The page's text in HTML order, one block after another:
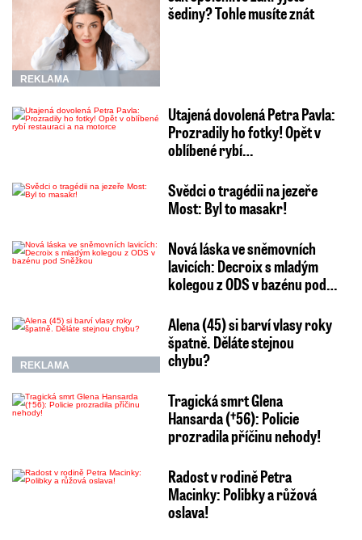
REKLAMA
šediny? Tohle musíte znát
Utajená dovolená Petra Pavla:
Prozradily ho fotky! Opět v
oblíbené rybí…
Svědci o tragédii na jezeře
Most: Byl to masakr!
Nová láska ve sněmovních
lavicích: Decroix s mladým
kolegou z ODS v bazénu pod…
REKLAMA
Alena (45) si barví vlasy roky
špatně. Děláte stejnou
chybu?
Tragická smrt Glena
Hansarda (†56): Policie
prozradila příčinu nehody!
Radost v rodině Petra
Macinky: Polibky a růžová
oslava!